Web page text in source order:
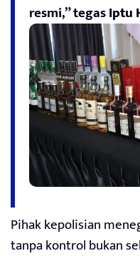
resmi,” tegasIptu
Pihak kepolisian
tanpa kontrol bukan